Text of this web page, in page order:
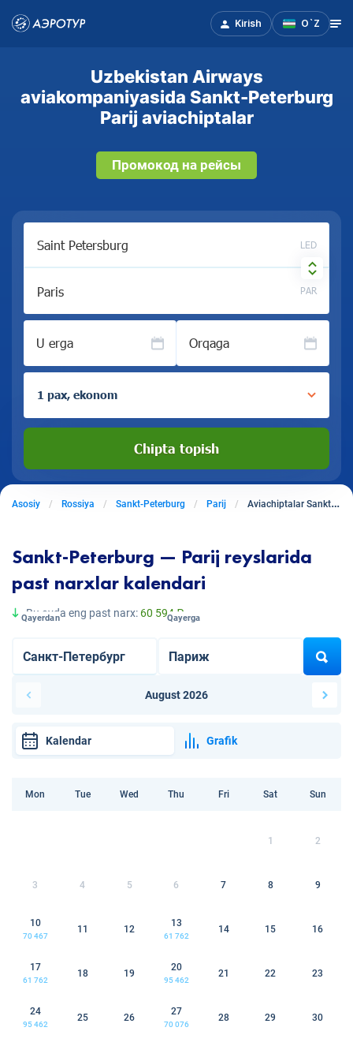
Kirish O`Z
Uzbekistan Airways
aviakompaniyasida Sankt-Peterburg
Parij aviachiptalar
Промокод на рейсы
LED
PAR
U erga Orqaga
1 pax, ekonom
Chipta topish
Asosiy Rossiya Sankt-Peterburg Parij Aviachiptalar Sankt-Peterburgdan Parijga
Sankt-Peterburg — Parij reyslarida
past narxlar kalendari
Bu oyda eng past narx: 60 594 ₽
Qayerdan Qayerga
August 2026
Kalendar Grafik
Mon Tue Wed Thu Fri Sat Sun
1 2
3 4 5 6 7 8 9
10
70 467
11 12
13
61 762
14 15 16
17
61 762
18 19
20
95 462
21 22 23
24
95 462
25 26
27
70 076
28 29 30